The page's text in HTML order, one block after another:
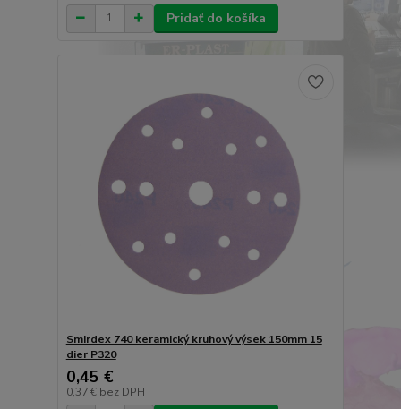
Pridať do košíka
Smirdex 740 keramický kruhový výsek 150mm 15
dier P320
0,45 €
0,37 € bez DPH